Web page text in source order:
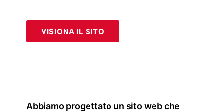
VISIONA IL SITO
Abbiamo progettato un sito web che